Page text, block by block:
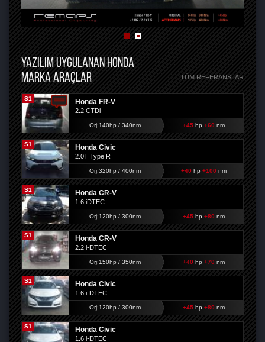
YAZILIM UYGULANAN HONDA
MARKA ARAÇLAR
TÜM REFERANSLAR
S1 Honda FR-V
2.2 CTDi
Orj:140hp / 340nm +45hp +60 nm
S1 Honda Civic
2.0T Type R
Orj:320hp / 400nm +40 hp +100 nm
S1 Honda CR-V
1.6 iDTEC
Orj:120hp / 300nm +45hp +80 nm
S1 Honda CR-V
2.2 i-DTEC
Orj:150hp / 350nm +40 hp +70 nm
S1 Honda Civic
1.6 i-DTEC
Orj:120hp / 300nm +45hp +80 nm
S1 Honda Civic
1.6 i-DTEC